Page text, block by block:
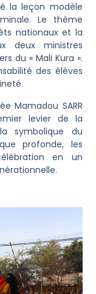
la leçon modèle
Le thème
nationaux et la
deux ministres
du « Mali Kura ».
des élèves
Mamadou SARR
levier de la
symbolique du
profonde, les
en un